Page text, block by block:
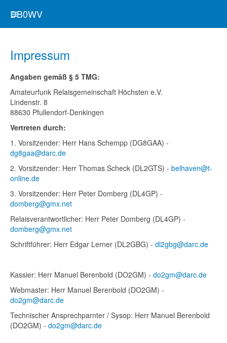
DB0WV
Impressum
Angaben gemäß § 5 TMG:
Amateurfunk Relaisgemeinschaft Höchsten e.V.
Lindenstr. 8
88630 Pfullendorf-Denkingen
Vertreten durch:
1. Vorsitzender: Herr Hans Schempp (DG8GAA) -
dg8gaa@darc.de
2. Vorsitzender: Herr Thomas Scheck (DL2GTS) - belhaven@t-
online.de
3. Vorsitzender: Herr Peter Domberg (DL4GP) -
domberg@gmx.net
Relaisverantwortlicher: Herr Peter Domberg (DL4GP) -
domberg@gmx.net
Schriftführer: Herr Edgar Lerner (DL2GBG) - dl2gbg@darc.de
Kassier: Herr Manuel Berenbold (DO2GM) - do2gm@darc.de
Webmaster: Herr Manuel Berenbold (DO2GM) -
do2gm@darc.de
Technischer Ansprechparnter / Sysop: Herr Manuel Berenbold
(DO2GM) - do2gm@darc.de